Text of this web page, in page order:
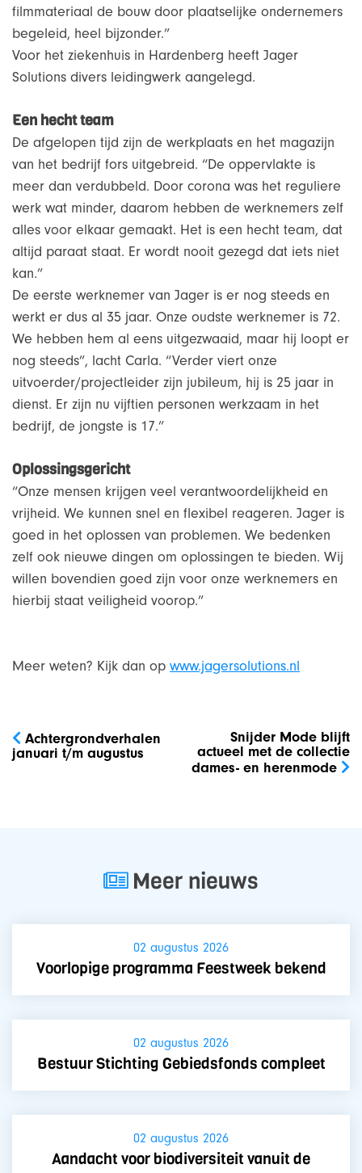
filmmateriaal de bouw door plaatselijke ondernemers
begeleid, heel bijzonder.”
Voor het ziekenhuis in Hardenberg heeft Jager
Solutions divers leidingwerk aangelegd.
Een hecht team
De afgelopen tijd zijn de werkplaats en het magazijn
van het bedrijf fors uitgebreid. “De oppervlakte is
meer dan verdubbeld. Door corona was het reguliere
werk wat minder, daarom hebben de werknemers zelf
alles voor elkaar gemaakt. Het is een hecht team, dat
altijd paraat staat. Er wordt nooit gezegd dat iets niet
kan.”
De eerste werknemer van Jager is er nog steeds en
werkt er dus al 35 jaar. Onze oudste werknemer is 72.
We hebben hem al eens uitgezwaaid, maar hij loopt er
nog steeds”, lacht Carla. “Verder viert onze
uitvoerder/projectleider zijn jubileum, hij is 25 jaar in
dienst. Er zijn nu vijftien personen werkzaam in het
bedrijf, de jongste is 17.”
Oplossingsgericht
“Onze mensen krijgen veel verantwoordelijkheid en
vrijheid. We kunnen snel en flexibel reageren. Jager is
goed in het oplossen van problemen. We bedenken
zelf ook nieuwe dingen om oplossingen te bieden. Wij
willen bovendien goed zijn voor onze werknemers en
hierbij staat veiligheid voorop.”
Meer weten? Kijk dan op www.jagersolutions.nl
navigatie
Achtergrondverhalen
januari t/m augustus
Snijder Mode blijft
actueel met de collectie
dames- en herenmode
Meer nieuws
02 augustus 2026
Voorlopige programma Feestweek bekend
02 augustus 2026
Bestuur Stichting Gebiedsfonds compleet
02 augustus 2026
Aandacht voor biodiversiteit vanuit de